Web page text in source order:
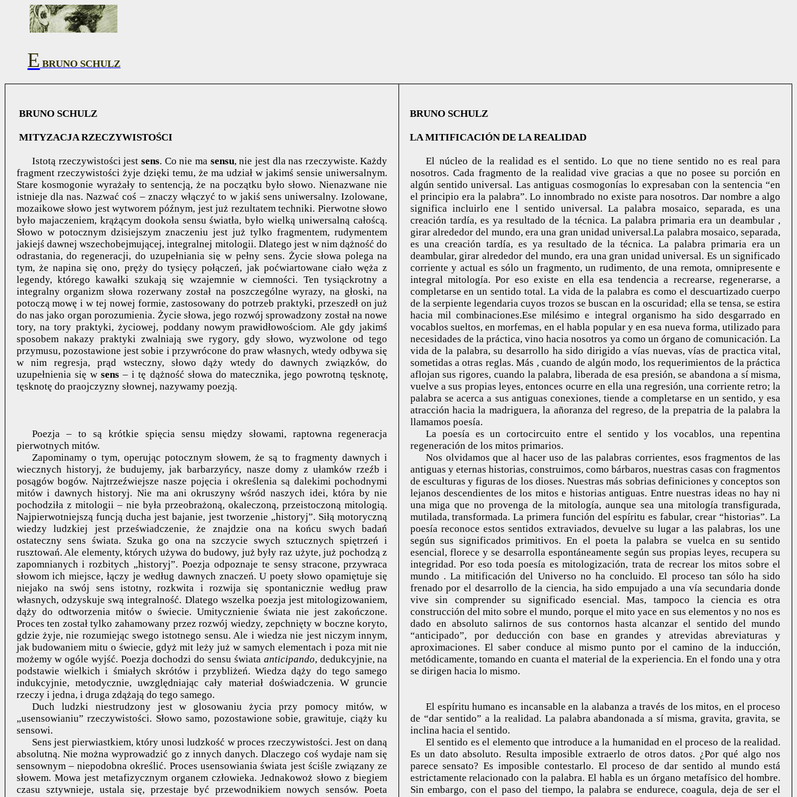
E BRUNO SCHULZ
BRUNO SCHULZ
MITYZACJA RZECZYWISTOŚCI
BRUNO SCHULZ
LA MITIFICACIÓN DE LA REALIDAD
Istotą rzeczywistości jest sens. Co nie ma sensu, nie jest dla nas rzeczywiste. Każdy
fragment rzeczywistości żyje dzięki temu, że ma udział w jakimś sensie uniwersalnym.
Stare kosmogonie wyrażały to sentencją, że na początku było słowo. Nienazwane nie
istnieje dla nas. Nazwać coś – znaczy włączyć to w jakiś sens uniwersalny. Izolowane,
mozaikowe słowo jest wytworem późnym, jest już rezultatem techniki. Pierwotne słowo
było majaczeniem, krążącym dookoła sensu światła, było wielką uniwersalną całoścą.
Słowo w potocznym dzisiejszym znaczeniu jest już tylko fragmentem, rudymentem
jakiejś dawnej wszechobejmującej, integralnej mitologii. Dlatego jest w nim dążność do
odrastania, do regeneracji, do uzupełniania się w pełny sens. Życie słowa polega na
tym, że napina się ono, pręży do tysięcy połączeń, jak poćwiartowane ciało węża z
legendy, którego kawałki szukają się wzajemnie w ciemności. Ten tysiąckrotny a
integralny organizm słowa rozerwany został na poszczególne wyrazy, na głoski, na
potoczą mowę i w tej nowej formie, zastosowany do potrzeb praktyki, przeszedł on już
do nas jako organ porozumienia. Życie słowa, jego rozwój sprowadzony został na nowe
tory, na tory praktyki, życiowej, poddany nowym prawidłowościom. Ale gdy jakimś
sposobem nakazy praktyki zwalniają swe rygory, gdy słowo, wyzwolone od tego
przymusu, pozostawione jest sobie i przywrócone do praw własnych, wtedy odbywa się
w nim regresja, prąd wsteczny, słowo dąży wtedy do dawnych związków, do
uzupełnienia się w sens– i tę dążność słowa do matecznika, jego powrotną tęsknotę,
tęsknotę do praojczyzny słownej, nazywamy poezją.
El núcleo de la realidad es el sentido. Lo que no tiene sentido no es real para
nosotros. Cada fragmento de la realidad vive gracias a que no posee su porción en
algún sentido universal. Las antiguas cosmogonías lo expresaban con la sentencia “en
el principio era la palabra”. Lo innombrado no existe para nosotros. Dar nombre a algo
significa incluirlo ene l sentido universal. La palabra mosaico, separada, es una
creación tardía, es ya resultado de la técnica. La palabra primaria era un deambular ,
girar alrededor del mundo, era una gran unidad universal.La palabra mosaico, separada,
es una creación tardía, es ya resultado de la técnica. La palabra primaria era un
deambular, girar alrededor del mundo, era una gran unidad universal. Es un significado
corriente y actual es sólo un fragmento, un rudimento, de una remota, omnipresente e
integral mitología. Por eso existe en ella esa tendencia a recrearse, regenerarse, a
completarse en un sentido total. La vida de la palabra es como el descuartizado cuerpo
de la serpiente legendaria cuyos trozos se buscan en la oscuridad; ella se tensa, se estira
hacia mil combinaciones.Ese milésimo e integral organismo ha sido desgarrado en
vocablos sueltos, en morfemas, en el habla popular y en esa nueva forma, utilizado para
necesidades de la práctica, vino hacia nosotros ya como un órgano de comunicación. La
vida de la palabra, su desarrollo ha sido dirigido a vías nuevas, vías de practica vital,
sometidas a otras reglas. Más , cuando de algún modo, los requerimientos de la práctica
aflojan sus rigores, cuando la palabra, liberada de esa presión, se abandona a sí misma,
vuelve a sus propias leyes, entonces ocurre en ella una regresión, una corriente retro; la
palabra se acerca a sus antiguas conexiones, tiende a completarse en un sentido, y esa
atracción hacia la madriguera, la añoranza del regreso, de la prepatria de la palabra la
llamamos poesía.
Poezja – to są krótkie spięcia sensu między słowami, raptowna regeneracja
pierwotnych mitów.
La poesía es un cortocircuito entre el sentido y los vocablos, una repentina
regeneración de los mitos primarios.
Zapominamy o tym, operując potocznym słowem, że są to fragmenty dawnych i
wiecznych historyj, że budujemy, jak barbarzyńcy, nasze domy z ułamków rzeźb i
posągów bogów. Najtrzeźwiejsze nasze pojęcia i określenia są dalekimi pochodnymi
mitów i dawnych historyj. Nie ma ani okruszyny wśród naszych idei, która by nie
pochodziła z mitologii – nie była przeobrażoną, okaleczoną, przeistoczoną mitologią.
Najpierwotniejszą funcją ducha jest bajanie, jest tworzenie „historyj”. Siłą motoryczną
wiedzy ludzkiej jest przeświadczenie, że znajdzie ona na końcu swych badań
ostateczny sens świata. Szuka go ona na szczycie swych sztucznych spiętrzeń i
rusztowań. Ale elementy, których używa do budowy, już były raz użyte, już pochodzą z
zapomnianych i rozbitych „historyj”. Poezja odpoznaje te sensy stracone, przywraca
słowom ich miejsce, łączy je według dawnych znaczeń. U poety słowo opamiętuje się
niejako na swój sens istotny, rozkwita i rozwija się spontanicznie według praw
własnych, odzyskuje swą integralność. Dlatego wszelka poezja jest mitologizowaniem,
dąży do odtworzenia mitów o świecie. Umitycznienie świata nie jest zakończone.
Proces ten został tylko zahamowany przez rozwój wiedzy, zepchnięty w boczne koryto,
gdzie żyje, nie rozumiejąc swego istotnego sensu. Ale i wiedza nie jest niczym innym,
jak budowaniem mitu o świecie, gdyż mit leży już w samych elementach i poza mit nie
możemy w ogóle wyjść. Poezja dochodzi do sensu świata anticipando, dedukcyjnie, na
podstawie wielkich i śmiałych skrótów i przybliżeń. Wiedza dąży do tego samego
indukcyjnie, metodycznie, uwzględniając cały materiał doświadczenia. W gruncie
rzeczy i jedna, i druga zdążają do tego samego.
Nos olvidamos que al hacer uso de las palabras corrientes, esos fragmentos de las
antiguas y eternas historias, construimos, como bárbaros, nuestras casas con fragmentos
de esculturas y figuras de los dioses. Nuestras más sobrias definiciones y conceptos son
lejanos descendientes de los mitos e historias antiguas. Entre nuestras ideas no hay ni
una miga que no provenga de la mitología, aunque sea una mitología transfigurada,
mutilada, transformada. La primera función del espíritu es fabular, crear “historias”. La
poesía reconoce estos sentidos extraviados, devuelve su lugar a las palabras, los une
según sus significados primitivos. En el poeta la palabra se vuelca en su sentido
esencial, florece y se desarrolla espontáneamente según sus propias leyes, recupera su
integridad. Por eso toda poesía es mitologización, trata de recrear los mitos sobre el
mundo . La mitificación del Universo no ha concluido. El proceso tan sólo ha sido
frenado por el desarrollo de la ciencia, ha sido empujado a una vía secundaria donde
vive sin comprender su significado esencial. Mas, tampoco la ciencia es otra
construcción del mito sobre el mundo, porque el mito yace en sus elementos y no nos es
dado en absoluto salirnos de sus contornos hasta alcanzar el sentido del mundo
“anticipado”, por deducción con base en grandes y atrevidas abreviaturas y
aproximaciones. El saber conduce al mismo punto por el camino de la inducción,
metódicamente, tomando en cuanta el material de la experiencia. En el fondo una y otra
se dirigen hacia lo mismo.
Duch ludzki niestrudzony jest w glosowaniu życia przy pomocy mitów, w
„usensowianiu” rzeczywistości. Słowo samo, pozostawione sobie, grawituje, ciąży ku
sensowi.
El espíritu humano es incansable en la alabanza a través de los mitos, en el proceso
de “dar sentido” a la realidad. La palabra abandonada a sí misma, gravita, gravita, se
inclina hacia el sentido.
Sens jest pierwiastkiem, który unosi ludzkość w proces rzeczywistości. Jest on daną
absolutną. Nie można wyprowadzić go z innych danych. Dlaczego coś wydaje nam się
sensownym – niepodobna określić. Proces usensowiania świata jest ściśle związany ze
słowem. Mowa jest metafizycznym organem człowieka. Jednakowoż słowo z biegiem
czasu sztywnieje, ustala się, przestaje być przewodnikiem nowych sensów. Poeta
El sentido es el elemento que introduce a la humanidad en el proceso de la realidad.
Es un dato absoluto. Resulta imposible extraerlo de otros datos. ¿Por qué algo nos
parece sensato? Es imposible contestarlo. El proceso de dar sentido al mundo está
estrictamente relacionado con la palabra. El habla es un órgano metafísico del hombre.
Sin embargo, con el paso del tiempo, la palabra se endurece, coagula, deja de ser el